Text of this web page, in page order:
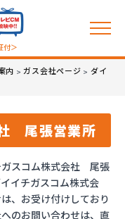
付＞
内 >ガス会社ページ > ダイ
尾張営業所
ガスコム株式会社 尾張
イチガスコム株式会
、お受け付けしており
のお問い合わせは、直